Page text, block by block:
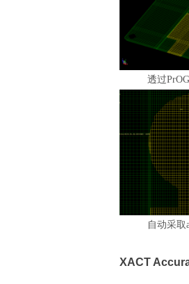
透过
自动采取
XACT